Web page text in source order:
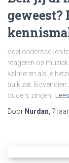
geweest?
Veel onderzoeken
reageren op
kalmeren als je
buik zat.
ouders zingen,
Door Nurdan 7 jaar